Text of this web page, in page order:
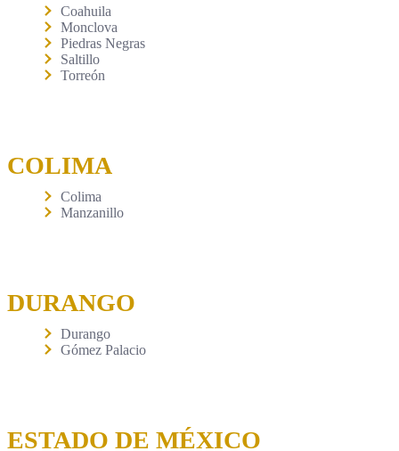
Coahuila
Monclova
Piedras Negras
Saltillo
Torreón
COLIMA
Colima
Manzanillo
DURANGO
Durango
Gómez Palacio
ESTADO DE MÉXICO